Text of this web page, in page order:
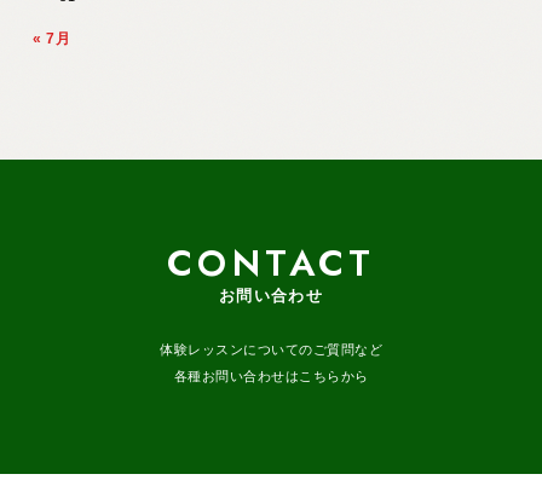
« 7月
CONTACT
お問い合わせ
体験レッスンについてのご質問など
各種お問い合わせはこちらから